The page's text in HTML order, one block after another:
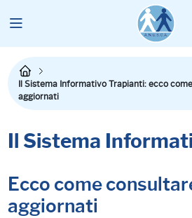
Il Sistema Informativo Trapianti: ecco
aggiornati
Il Sistema
Ecco come
aggiornati